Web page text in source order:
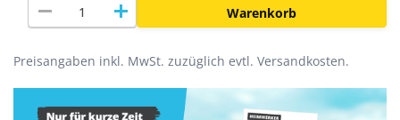
remove add Warenkorb
Preisangaben inkl. MwSt. zuzüglich evtl. Versandkosten.